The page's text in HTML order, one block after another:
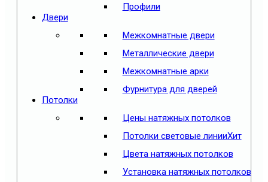
Профили
Двери
Межкомнатные двери
Металлические двери
Межкомнатные арки
Фурнитура для дверей
Потолки
Цены натяжных потолков
Потолки световые линииХит
Цвета натяжных потолков
Установка натяжных потолков